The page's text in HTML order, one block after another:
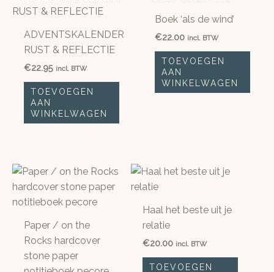
ADVENTSKALENDER
RUST & REFLECTIE
€22.95 incl. BTW
TOEVOEGEN
AAN
WINKELWAGEN
Boek ‘als de wind’
€22.00 incl. BTW
TOEVOEGEN
AAN
WINKELWAGEN
Paper / on the
Rocks hardcover
stone paper
Haal het beste uit je
relatie
€20.00 incl. BTW
TOEVOEGEN